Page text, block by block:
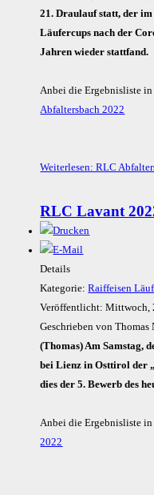
21. Draulauf statt, der im
Läufercups nach der
Jahren wieder stattfand.
Anbei die Ergebnisliste
Abfaltersbach 2022
Weiterlesen: RLC
RLC Lavant
Details
Kategorie:Raiffeisen
Veröffentlicht: Mittwoch,
Geschrieben von Thomas
(Thomas) Am Samstag,
bei Lienz in Osttirol der
dies der 5. Bewerb des
Anbei die Ergebnisliste
2022